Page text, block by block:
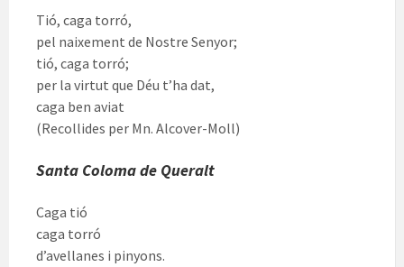
Tió, caga torró,
pel naixement de Nostre Senyor;
tió, caga torró;
per la virtut que Déu t’ha dat,
caga ben aviat
(Recollides per Mn. Alcover-Moll)
Santa Coloma de Queralt
Caga tió
caga torró
d’avellanes i pinyons.